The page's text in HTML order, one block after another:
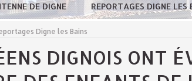
DE DIGNE REPORTAGES DIGNE LES
Digne les Bains
DIGNOIS ONT